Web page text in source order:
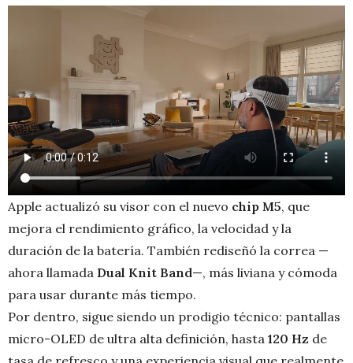
Apple actualizó su visor con el nuevo chip M5, que
mejora el rendimiento gráfico, la velocidad y la
duración de la batería. También rediseñó la correa —
ahora llamada Dual Knit Band—, más liviana y cómoda
para usar durante más tiempo.
Por dentro, sigue siendo un prodigio técnico: pantallas
micro-OLED de ultra alta definición, hasta 120 Hz de